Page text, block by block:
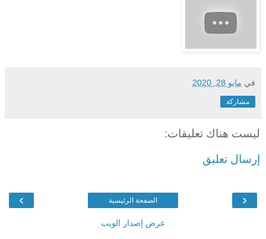
في مايو 28, 2020
مشاركة
ليست هناك تعليقات:
إرسال تعليق
‹
› الصفحة الرئيسية
عرض إصدار الويب